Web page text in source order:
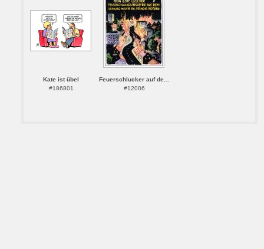
Kate ist übel
#186801
Feuerschlucker auf de...
#12006